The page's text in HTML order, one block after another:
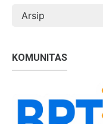
KOMUNITAS